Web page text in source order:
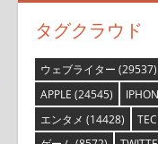
タグクラウド
ウェブライター (29537)
APPLE (24545)
エンタメ (14428)